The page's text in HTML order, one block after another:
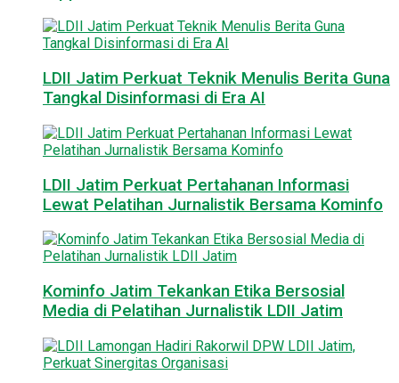
LDII Jatim Perkuat Teknik Menulis Berita Guna
Tangkal Disinformasi di Era AI
LDII Jatim Perkuat Pertahanan Informasi
Lewat Pelatihan Jurnalistik Bersama Kominfo
Kominfo Jatim Tekankan Etika Bersosial
Media di Pelatihan Jurnalistik LDII Jatim